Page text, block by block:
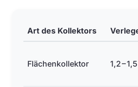
Art des Kollektors
Flächenkollektor 1,2 –